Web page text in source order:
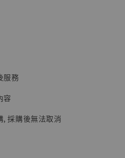
麻子 [BK01]
服務
容
, 採購後無法取消